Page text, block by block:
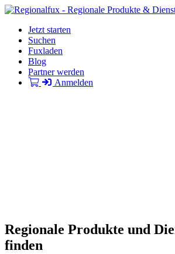
Jetzt starten
Suchen
Fuxladen
Blog
Partner werden
Anmelden
Regionale Produkte und
finden